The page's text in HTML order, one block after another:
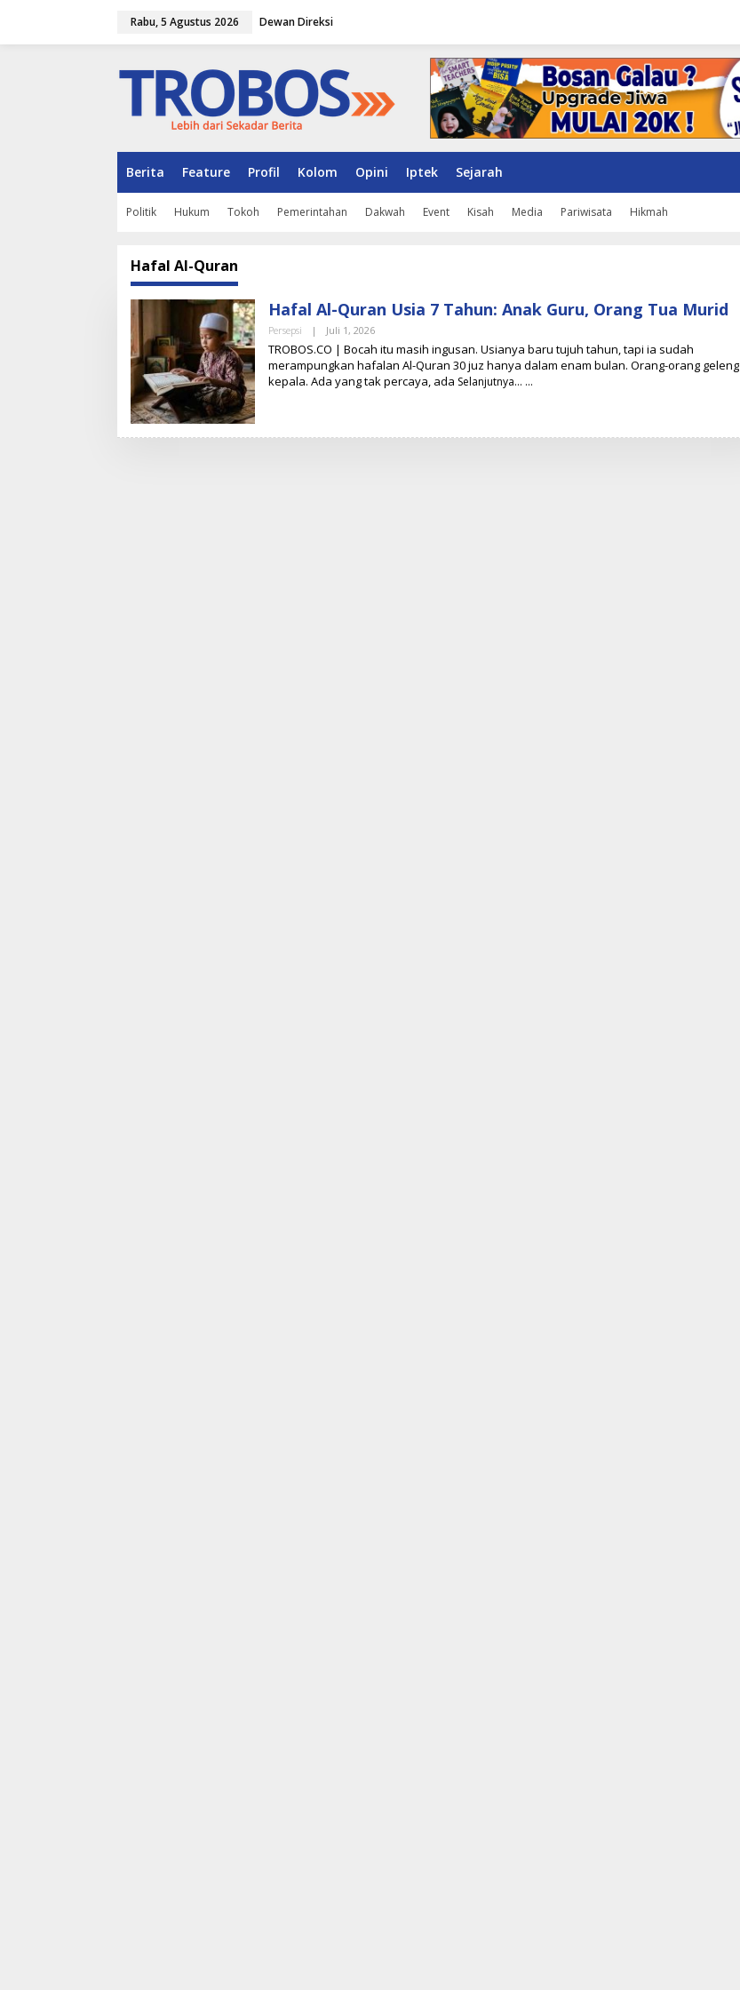
Rabu, 5 Agustus 2026 Dewan Direksi
Berita Feature Profil Kolom Opini Iptek Sejarah
Politik Hukum Tokoh Pemerintahan Dakwah Event Kisah Media Pariwisata Hikmah
Hafal Al-Quran
Hafal Al-Quran Usia 7 Tahun: Anak Guru, Orang Tua Murid
Persepsi | Juli 1, 2026
E
H
T
D
TROBOS.CO | Bocah itu masih ingusan. Usianya baru tujuh tahun, tapi ia sudah
merampungkan hafalan Al-Quran 30 juz hanya dalam enam bulan. Orang-orang geleng
kepala. Ada yang tak percaya, ada Selanjutnya…